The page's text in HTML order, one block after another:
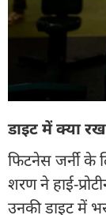
डाइट में क्या
फिटनेस जर्नी के
शरण ने हाई-
उनकी डाइट में